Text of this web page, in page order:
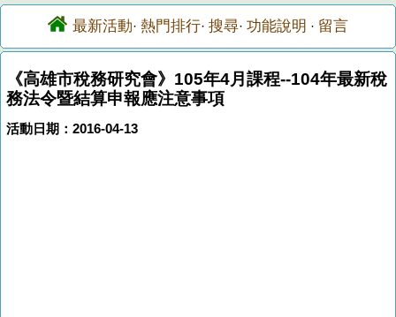
最新活動· 熱門排行· 搜尋· 功能說明 · 留言
《高雄市稅務研究會》105年4月課程--104年最新稅
務法令暨結算申報應注意事項
活動日期：2016-04-13